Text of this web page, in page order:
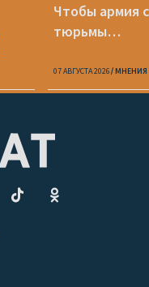
Чтобы армия
тюрьмы…
07 АВГУСТА 2026 МНЕНИЯ